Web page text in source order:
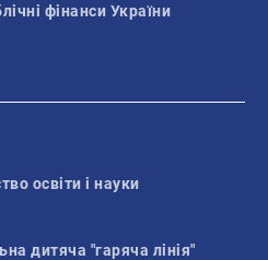
фінанси України
освіти і науки
дитяча "гаряча лінія"